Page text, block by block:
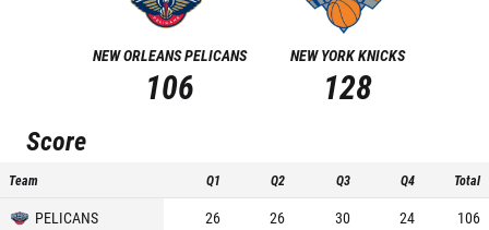
NEW ORLEANS PELICANS
106
NEW YORK KNICKS
128
Score
Team Q1 Q2 Q3 Q4 Total
PELICANS 26 26 30 24
106